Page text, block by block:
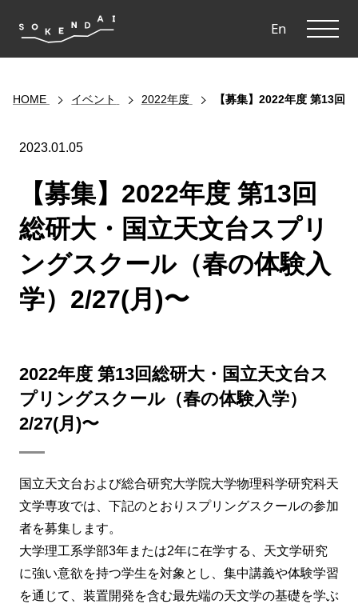
En
HOME イベント 2022年度 【募集】2022年度 第13回
2023.01.05
【募集】2022年度 第13回
総研大・国立天文台スプリ
ングスクール（春の体験入
学）2/27(月)〜
2022年度 第13回総研大・国立天文台ス
プリングスクール（春の体験入学）
2/27(月)〜
国立天文台および総合研究大学院大学物理科学研究科天
文学専攻では、下記のとおりスプリングスクールの参加
者を募集します。
大学理工系学部3年または2年に在学する、天文学研究
に強い意欲を持つ学生を対象とし、集中講義や体験学習
を通じて、装置開発を含む最先端の天文学の基礎を学ぶ